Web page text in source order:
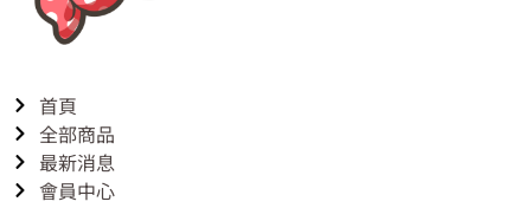
首頁
全部商品
最新消息
會員中心